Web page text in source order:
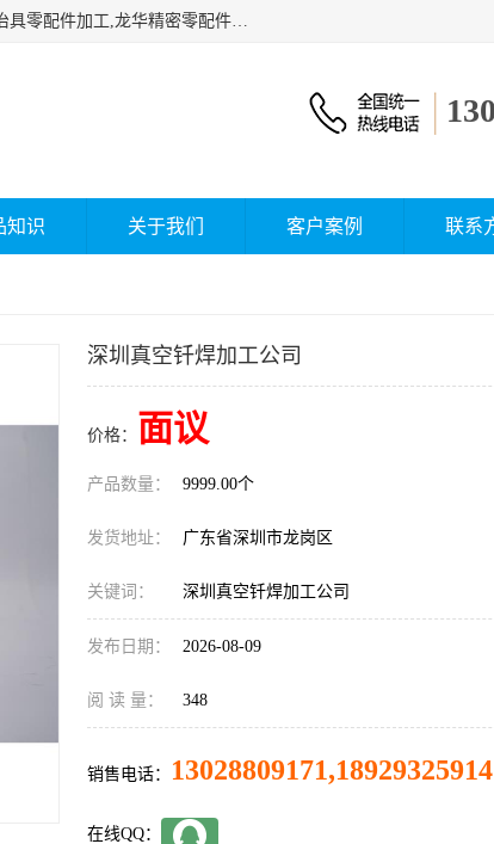
深圳市瑞通精密机械有限公司主要承接深圳精密零配件加工,非标零部配件加工,家具零配件加工,治具零配件加工,龙华精密零配件加工等各种各种精密机械加工，欢迎来来电咨询！
知识 关于我们 客户案例 联系
深圳真空钎焊加工公司
价格： 面议
产品数量： 9999.00个
发货地址： 广东省深圳市龙岗区
关键词： 深圳真空钎焊加工公司
发布日期： 2026-08-09
阅 读 量： 348
销售电话： 13028809171,18929325914
在线QQ：